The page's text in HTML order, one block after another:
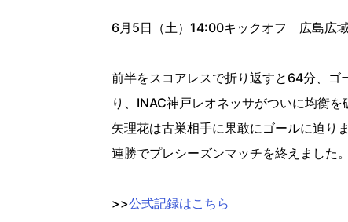
6月5日（土） 14:00キックオフ 広島広
前半をスコアレスで折り返すと64分、ゴ
り、INAC神戸レオネッサがついに均衡
矢理花は古巣相手に果敢にゴールに迫り
連勝でプレシーズンマッチを終えました。
>>公式記録はこちら